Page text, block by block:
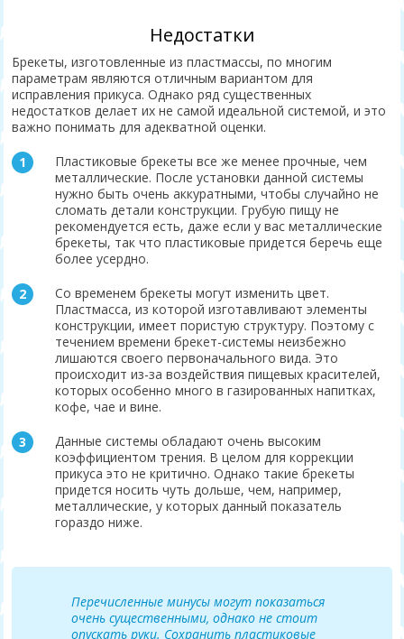
Недостатки
Брекеты, изготовленные из пластмассы, по многим
параметрам являются отличным вариантом для
исправления прикуса. Однако ряд существенных
недостатков делает их не самой идеальной системой, и это
важно понимать для адекватной оценки.
Пластиковые брекеты все же менее прочные, чем
металлические. После установки данной системы
нужно быть очень аккуратными, чтобы случайно не
сломать детали конструкции. Грубую пищу не
рекомендуется есть, даже если у вас металлические
брекеты, так что пластиковые придется беречь еще
более усердно.
Со временем брекеты могут изменить цвет.
Пластмасса, из которой изготавливают элементы
конструкции, имеет пористую структуру. Поэтому с
течением времени брекет-системы неизбежно
лишаются своего первоначального вида. Это
происходит из-за воздействия пищевых красителей,
которых особенно много в газированных напитках,
кофе, чае и вине.
Данные системы обладают очень высоким
коэффициентом трения. В целом для коррекции
прикуса это не критично. Однако такие брекеты
придется носить чуть дольше, чем, например,
металлические, у которых данный показатель
гораздо ниже.
Перечисленные минусы могут показаться
очень существенными, однако не стоит
опускать руки. Сохранить пластиковые